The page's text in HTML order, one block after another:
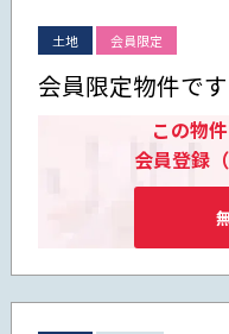
土地 会員限定
会員限定物件です
この物
会員登録